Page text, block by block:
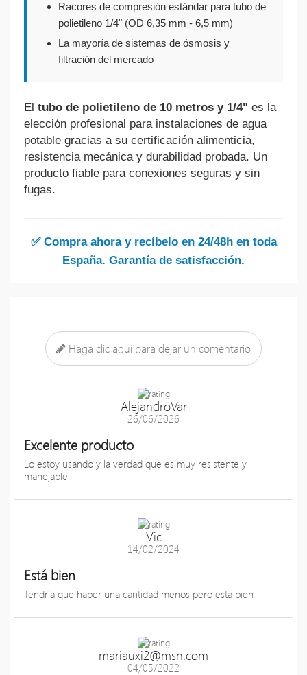
Racores de compresión estándar para tubo de
polietileno 1/4" (OD 6,35 mm - 6,5 mm)
La mayoría de sistemas de ósmosis y
filtración del mercado
El tubo de polietileno de 10 metros y 1/4" es la
elección profesional para instalaciones de agua
potable gracias a su certificación alimenticia,
resistencia mecánica y durabilidad probada. Un
producto fiable para conexiones seguras y sin
fugas.
✅ Compra ahora y recíbelo en 24/48h en toda
España. Garantía de satisfacción.
Haga clic aquí para dejar un comentario
AlejandroVar
26/06/2026
Excelente producto
Lo estoy usando y la verdad que es muy resistente y
manejable
Vic
14/02/2024
Está bien
Tendría que haber una cantidad menos pero está bien
mariauxi2@msn.com
04/05/2022